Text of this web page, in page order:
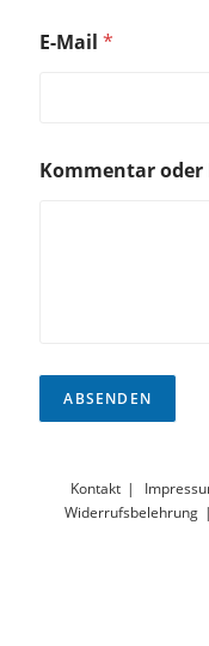
E-Mail*
Kommentar
ABSENDEN
Kontakt
Widerrufsbelehrung